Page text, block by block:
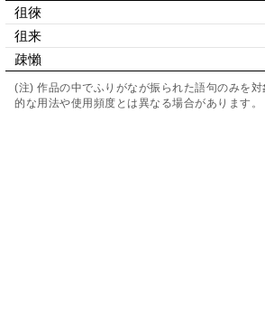
徂徠
徂来
疎懶
(注) 作品の中でふりがなが振られた語句のみを
的な用法や使用頻度とは異なる場合があります。